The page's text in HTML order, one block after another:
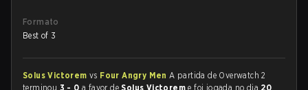
Formato
Best of 3
Solus Victorem vs Four Angry MenA partida de Overwatch 2
terminou 3 - 0 a favor deSolus Victoreme foi jogada no dia 20